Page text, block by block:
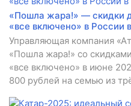
«Пошла жара!» — скидки
«все включено» в России
Управляющая компания
«Пошла жара!» со
«все включено» в июне
800 рублей на семью из